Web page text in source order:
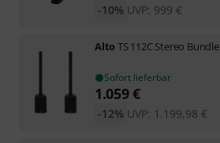
UVP: 999 €
-10%
AltoTS 112C Stereo Bundle
Sofort lieferbar
1.059€
UVP: 1.199,98 €
-12%